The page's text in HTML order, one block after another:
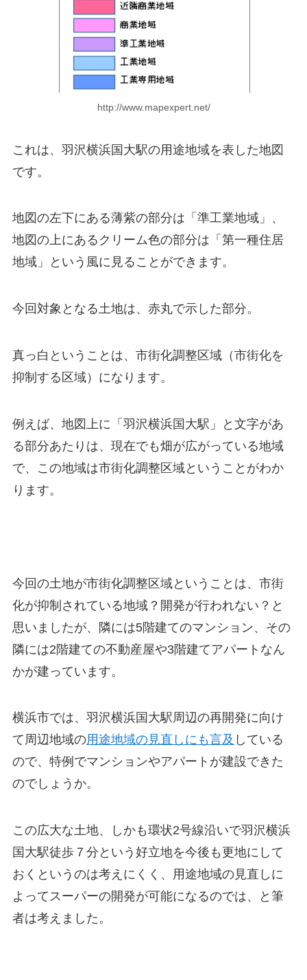
http://www.mapexpert.net/
これは、 羽沢横浜国大駅の用途地域を表した地図
です。
地図の左下にある薄紫の部分は「準工業地域」、
地図の上にあるクリーム色の部分は「第一種住居
地域」という風に見ることができます。
今回対象となる土地は、 赤丸で示した部分。
真っ白ということは、 市街化調整区域（市街化を
抑制する区域） になります。
例えば、地図上に「羽沢横浜国大駅」と文字があ
る部分あたりは、現在でも畑が広がっている地域
で、この地域は市街化調整区域ということがわか
ります。
今回の土地が市街化調整区域ということは、 市街
化が抑制されている地域？ 開発が行われない？ と
思いましたが、隣には5階建てのマンション、その
隣には2階建ての不動産屋や3階建てアパートなん
かが建っています。
横浜市では、羽沢横浜国大駅周辺の再開発に向け
て周辺地域の用途地域の見直しにも言及 している
ので、特例でマンションやアパートが建設できた
のでしょうか。
この広大な土地、しかも環状2号線沿いで羽沢横浜
国大駅徒歩７分という好立地を今後も更地にして
おくというのは考えにくく、用途地域の見直しに
よってスーパーの開発が可能になるのでは、と筆
者は考えました。